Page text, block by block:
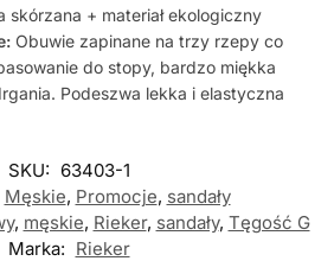
skórzana + materiał ekologiczny
Obuwie zapinane na trzy rzepy co
do stopy, bardzo miękka
Podeszwa lekka i elastyczna
SKU: 63403-1
Męskie, Promocje, sandały
, męskie, Rieker, sandały, Tęgość G
Marka: Rieker